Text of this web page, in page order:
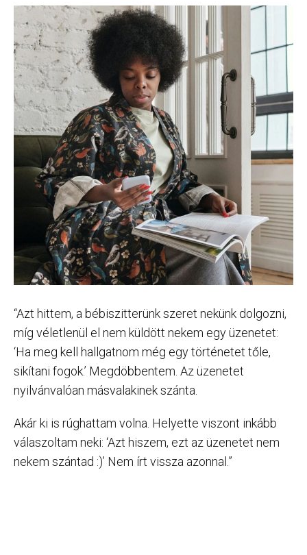
“Azt hittem, a bébiszitterünk szeret nekünk dolgozni,
míg véletlenül el nem küldött nekem egy üzenetet:
‘Ha meg kell hallgatnom még egy történetet tőle,
sikítani fogok.’ Megdöbbentem. Az üzenetet
nyilvánvalóan másvalakinek szánta.
Akár ki is rúghattam volna. Helyette viszont inkább
válaszoltam neki: ‘Azt hiszem, ezt az üzenetet nem
nekem szántad :)’ Nem írt vissza azonnal.”